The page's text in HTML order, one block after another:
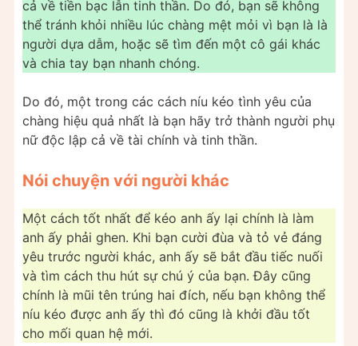
cả về tiền bạc lẫn tinh thần. Do đó, bạn sẽ không
thể tránh khỏi nhiều lúc chàng mệt mỏi vì bạn là là
người dựa dẫm, hoặc sẽ tìm đến một cô gái khác
và chia tay bạn nhanh chóng.
Do đó, một trong các cách níu kéo tình yêu của
chàng hiệu quả nhất là bạn hãy trở thành người phụ
nữ độc lập cả về tài chính và tinh thần.
Nói chuyện với người khác
Một cách tốt nhất để kéo anh ấy lại chính là làm
anh ấy phải ghen. Khi bạn cười đùa và tỏ vẻ đáng
yêu trước người khác, anh ấy sẽ bắt đầu tiếc nuối
và tìm cách thu hút sự chú ý của bạn. Đây cũng
chính là mũi tên trúng hai đích, nếu bạn không thể
níu kéo được anh ấy thì đó cũng là khởi đầu tốt
cho mối quan hệ mới.